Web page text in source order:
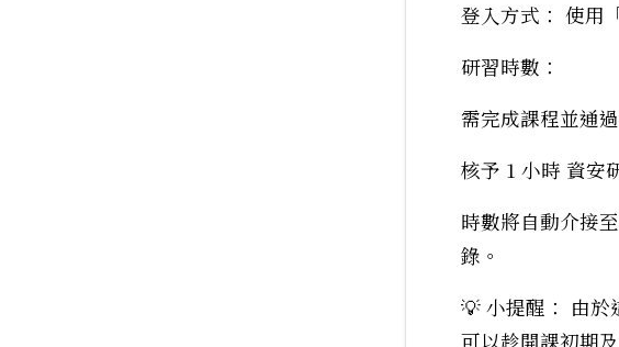
登入方式： 使用
研習時數：
需完成課程並通
核予 1 小時 資安
時數將自動介接
錄。
💡 小提醒： 由於
可以趁開課初期